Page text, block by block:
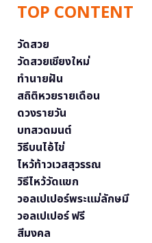
TOP CONTENT
วัดสวย
วัดสวยเชียงใหม่
ทำนายฝัน
สถิติหวยรายเดือน
ดวงรายวัน
บทสวดมนต์
วิธีบนไอ้ไข่
ไหว้ท้าวเวสสุวรรณ
วิธีไหว้วัดแขก
วอลเปเปอร์พระแม่ลักษมี
วอลเปเปอร์ ฟรี
สีมงคล